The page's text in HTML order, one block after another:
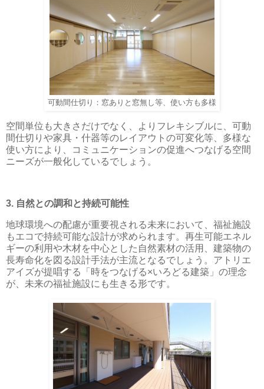
可動間仕切り：窓ありと窓無し等、使い方も多様
空間単位も大きさだけでなく、よりフレキシブルに、可動
間仕切りや家具・什器等のレイアウトの可変化等、多様な
使い方により、コミュニケーションの促進へつなげる空間
ニーズが一般化しているでしょう。
3. 自然との調和と持続可能性
地球環境への配慮が重要視される未来において、福祉施設
もエコで持続可能な設計が求められます。再生可能エネル
ギーの利用や木材を中心とした自然素材の活用、建築物の
長寿命化を図る設計手法が主流となるでしょう。アトリエ
アイズが提唱する「時をつなげる×いろどる建築」の理念
が、未来の福祉施設にも生きる形です。